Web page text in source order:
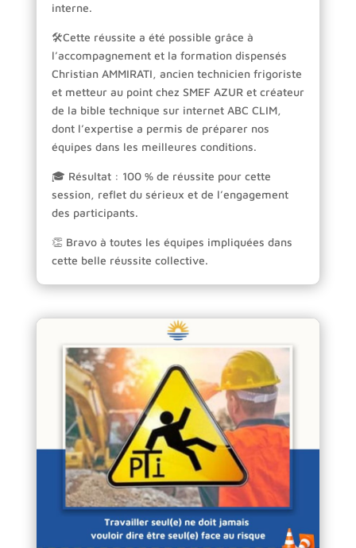
interne.
🛠️Cette réussite a été possible grâce à
l’accompagnement et la formation dispensés
Christian AMMIRATI, ancien technicien frigoriste
et metteur au point chez SMEF AZUR et créateur
de la bible technique sur internet ABC CLIM,
dont l’expertise a permis de préparer nos
équipes dans les meilleures conditions.
🎓 Résultat : 100 % de réussite pour cette
session, reflet du sérieux et de l’engagement
des participants.
👏 Bravo à toutes les équipes impliquées dans
cette belle réussite collective.